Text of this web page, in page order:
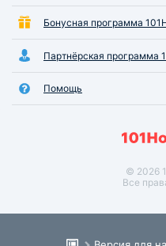
Бонусная программа
Партнёрская программа
Помощь
© 2026
Все